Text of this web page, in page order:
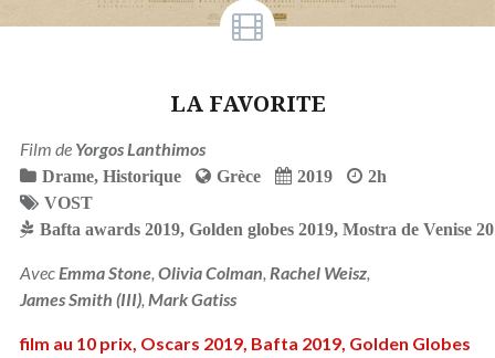
LA FAVORITE
Film de Yorgos Lanthimos
Drame, Historique Grèce 2019
2h
VOST
Bafta awards 2019, Golden globes 2019, Mostra de Venise
AvecEmma Stone, Olivia Colman, Rachel Weisz,
James Smith (III), Mark Gatiss
film au 10 prix, Oscars 2019, Bafta 2019, Golden Globes